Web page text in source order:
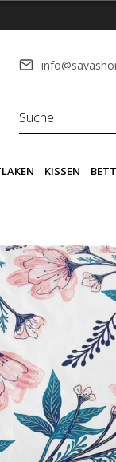
KISSEN